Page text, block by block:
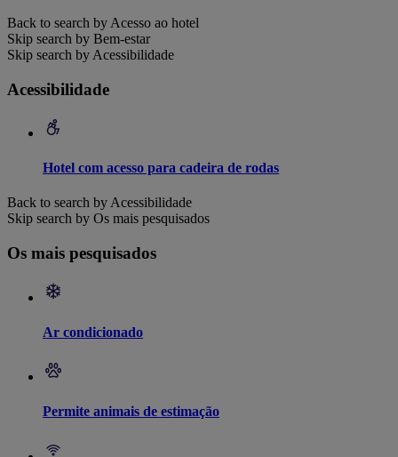
Back to search by Acesso ao hotel
Skip search by Bem-estar
Skip search by Acessibilidade
Acessibilidade
Hotel com acesso para cadeira de rodas
Back to search by Acessibilidade
Skip search by Os mais pesquisados
Os mais pesquisados
Ar condicionado
Permite animais de estimação